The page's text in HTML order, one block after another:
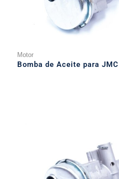
Motor
Bomba de Aceite para